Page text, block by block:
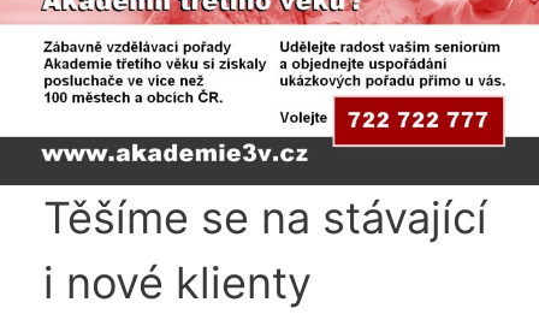
Těšíme se na stávající
i nové klienty